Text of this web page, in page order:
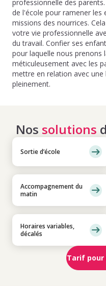
professionnelle des
de l'école pour ramener les
missions des nourrices.
votre vie professionnelle
du travail. Confier ses
pour laquelle nous prenons
méticuleusement avec les
mettre en relation avec
pleinement.
Nos solutions
Sortie d’école
Accompagnement du
matin
Horaires variables,
décalés
Tarif pour